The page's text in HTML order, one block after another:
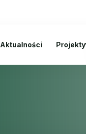
Aktualności Projekty